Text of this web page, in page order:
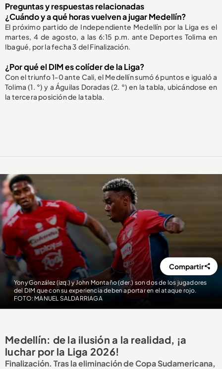
Preguntas y respuestas relacionadas
¿Cuándo y a qué horas vuelven a jugar Medellín?
El próximo partido de Independiente Medellín por la Liga es el
martes, 4 de agosto, a las 6:15 p.m. ante Deportes Tolima en
Ibagué, por la fecha 3 del Finalización.
¿Por qué el DIM es colíder de la Liga?
Con el triunfo 1-0 ante Cali, el Medellín sumó 6 puntos e igualó a
Tolima (1. °) y a Águilas Doradas (2. °) en la tabla, ubicándose en
la tercera posición de la tabla.
Yony González (izq.) y John Montaño (der.) son dos de los jugadores
del DIM que con su experiencia deben aportar en el ataque rojo.
FOTO: MANUEL SALDARRIAGA
Compartir
Medellín: de la ilusión a la realidad, ¡a
luchar por la Liga 2026!
Finalización. Tras la eliminación de Copa Sudamericana,